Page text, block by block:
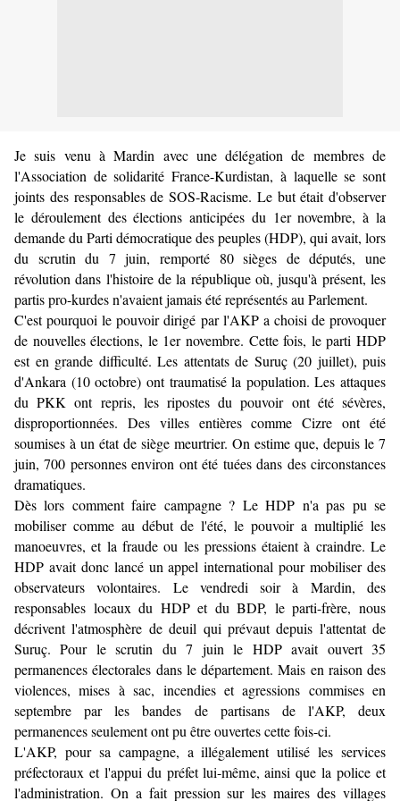
Je suis venu à Mardin avec une délégation de membres de
l'Association de solidarité France-Kurdistan, à laquelle se sont
joints des responsables de SOS-Racisme. Le but était d'observer
le déroulement des élections anticipées du 1er novembre, à la
demande du Parti démocratique des peuples (HDP), qui avait, lors
du scrutin du 7 juin, remporté 80 sièges de députés, une
révolution dans l'histoire de la république où, jusqu'à présent, les
partis pro-kurdes n'avaient jamais été représentés au Parlement.
C'est pourquoi le pouvoir dirigé par l'AKP a choisi de provoquer
de nouvelles élections, le 1er novembre. Cette fois, le parti HDP
est en grande difficulté. Les attentats de Suruç (20 juillet), puis
d'Ankara (10 octobre) ont traumatisé la population. Les attaques
du PKK ont repris, les ripostes du pouvoir ont été sévères,
disproportionnées. Des villes entières comme Cizre ont été
soumises à un état de siège meurtrier. On estime que, depuis le 7
juin, 700 personnes environ ont été tuées dans des circonstances
dramatiques.
Dès lors comment faire campagne ? Le HDP n'a pas pu se
mobiliser comme au début de l'été, le pouvoir a multiplié les
manoeuvres, et la fraude ou les pressions étaient à craindre. Le
HDP avait donc lancé un appel international pour mobiliser des
observateurs volontaires. Le vendredi soir à Mardin, des
responsables locaux du HDP et du BDP, le parti-frère, nous
décrivent l'atmosphère de deuil qui prévaut depuis l'attentat de
Suruç. Pour le scrutin du 7 juin le HDP avait ouvert 35
permanences électorales dans le département. Mais en raison des
violences, mises à sac, incendies et agressions commises en
septembre par les bandes de partisans de l'AKP, deux
permanences seulement ont pu être ouvertes cette fois-ci.
L'AKP, pour sa campagne, a illégalement utilisé les services
préfectoraux et l'appui du préfet lui-même, ainsi que la police et
l'administration. On a fait pression sur les maires des villages